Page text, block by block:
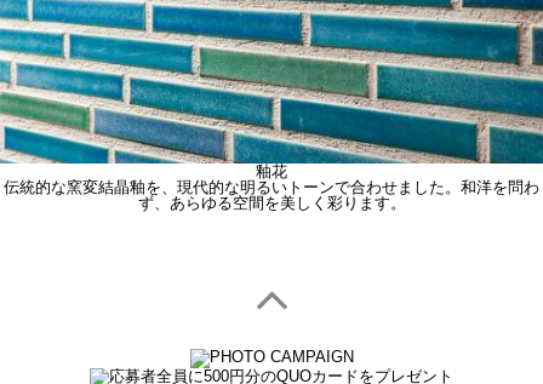
釉花
伝統的な窯変結晶釉を、現代的な明るいトーンで合わせました。和洋を問わ
ず、あらゆる空間を美しく彩ります。